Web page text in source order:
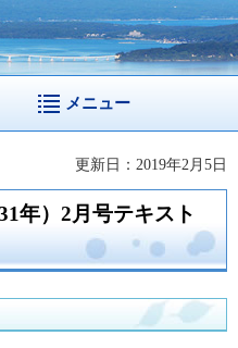
メニュー
更新日：2019年2月5日
年）2月号テキスト